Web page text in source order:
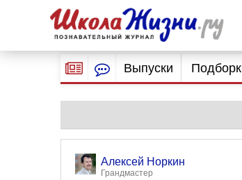
Выпуски
Алексей Норкин
Грандмастер